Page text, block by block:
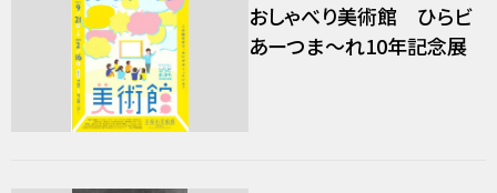
おしゃべり美術館 ひらビ
あーつま～れ10年記念展